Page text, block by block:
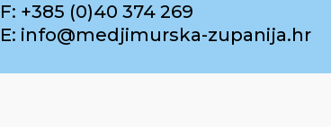
F: +385 (0)40 374 269
E: info@medjimurska-zupanija.hr